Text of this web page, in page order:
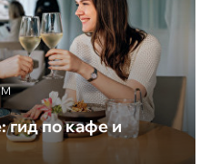
гид по кафе и